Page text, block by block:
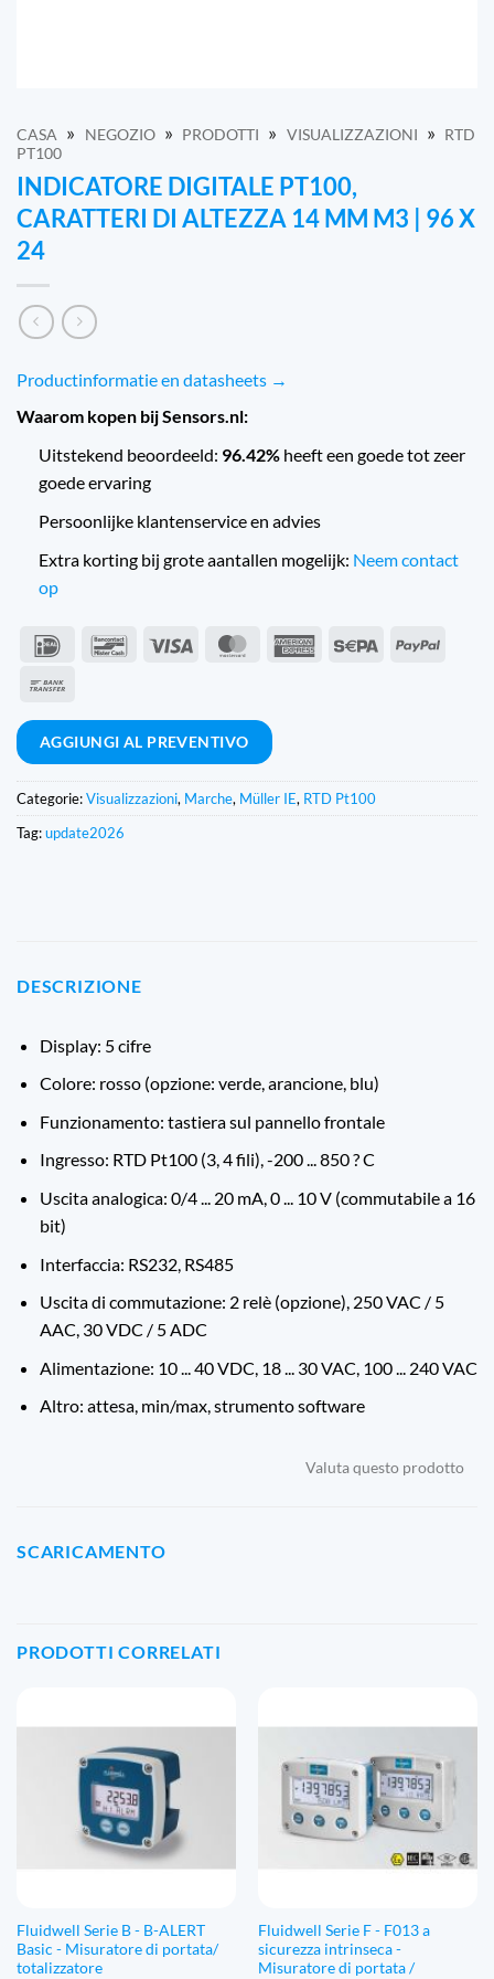
CASA » NEGOZIO » PRODOTTI » VISUALIZZAZIONI »
RTD
PT100
INDICATORE DIGITALE PT100,
CARATTERI DI ALTEZZA 14 MM M3 | 96 X
24
Productinformatie en datasheets →
Waarom kopen bij Sensors.nl:
Uitstekend beoordeeld: 96.42% heeft een goede tot zeer
goede ervaring
Persoonlijke klantenservice en advies
Extra korting bij grote aantallen mogelijk: Neem contact
op
IDeal BancontactVisto MasterCardAmerican Sepa
PayPal
AGGIUNGI AL PREVENTIVO
Categorie:Visualizzazioni, Marche, Müller IE, RTD Pt100
Tag:update2026
DESCRIZIONE
Display: 5 cifre
Colore: rosso (opzione: verde, arancione, blu)
Funzionamento: tastiera sul pannello frontale
Ingresso: RTD Pt100 (3, 4 fili), -200 ... 850 ? C
Uscita analogica: 0/4 ... 20 mA, 0 ... 10 V (commutabile a 16
bit)
Interfaccia: RS232, RS485
Uscita di commutazione: 2 relè (opzione), 250 VAC / 5
AAC, 30 VDC / 5 ADC
Alimentazione: 10 ... 40 VDC, 18 ... 30 VAC, 100 ... 240 VAC
Altro: attesa, min/max, strumento software
Valuta questo prodotto
SCARICAMENTO
PRODOTTI CORRELATI
Fluidwell Serie B - B-ALERT
Basic - Misuratore di portata/
totalizzatore
Fluidwell Serie F - F013 a
sicurezza intrinseca -
Misuratore di portata /